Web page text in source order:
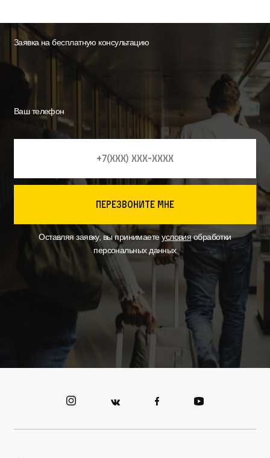
Заявка на бесплатную консультацию
Ваш телефон
перезвоните мне
Оставляя заявку, вы принимаетеусловияобработки
персональных данных